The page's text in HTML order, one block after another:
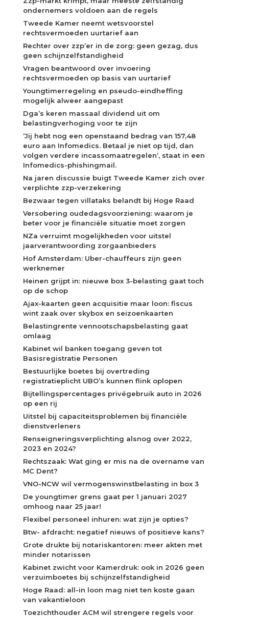
ondernemers voldoen aan de regels
Tweede Kamer neemt wetsvoorstel
rechtsvermoeden uurtarief aan
Rechter over zzp’er in de zorg: geen gezag, dus
geen schijnzelfstandigheid
Vragen beantwoord over invoering
rechtsvermoeden op basis van uurtarief
Youngtimerregeling en pseudo-eindheffing
mogelijk alweer aangepast
Dga’s keren massaal dividend uit om
belastingverhoging voor te zijn
‘Jij hebt nog een openstaand bedrag van 157,48
euro aan Infomedics. Betaal je niet op tijd, dan
volgen verdere incassomaatregelen’, staat in een
Infomedics-phishingmail.
Na jaren discussie buigt Tweede Kamer zich over
verplichte zzp-verzekering
Bezwaar tegen villataks belandt bij Hoge Raad
Versobering oudedagsvoorziening: waarom je
beter voor je financiële situatie moet zorgen
NZa verruimt mogelijkheden voor uitstel
jaarverantwoording zorgaanbieders
Hof Amsterdam: Uber-chauffeurs zijn geen
werknemer
Heinen grijpt in: nieuwe box 3-belasting gaat toch
op de schop
Ajax-kaarten geen acquisitie maar loon: fiscus
wint zaak over skybox en seizoenkaarten
Belastingrente vennootschapsbelasting gaat
omlaag
Kabinet wil banken toegang geven tot
Basisregistratie Personen
Bestuurlijke boetes bij overtreding
registratieplicht UBO’s kunnen flink oplopen
Bijtellingspercentages privégebruik auto in 2026
op een rij
Uitstel bij capaciteitsproblemen bij financiële
dienstverleners
Renseigneringsverplichting alsnog over 2022,
2023 en 2024?
Rechtszaak: Wat ging er mis na de overname van
MC Dent?
VNO-NCW wil vermogenswinstbelasting in box 3
De youngtimer grens gaat per 1 januari 2027
omhoog naar 25 jaar!
Flexibel personeel inhuren: wat zijn je opties?
Btw- afdracht: negatief nieuws of positieve kans?
Grote drukte bij notariskantoren: meer akten met
minder notarissen
Kabinet zwicht voor Kamerdruk: ook in 2026 geen
verzuimboetes bij schijnzelfstandigheid
Hoge Raad: all-in loon mag niet ten koste gaan
van vakantieloon
Toezichthouder ACM wil strengere regels voor